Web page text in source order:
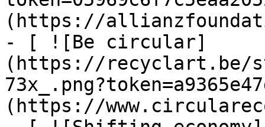
(https://
- [ ![Be circular]
(https://recyclart.be/
(https://